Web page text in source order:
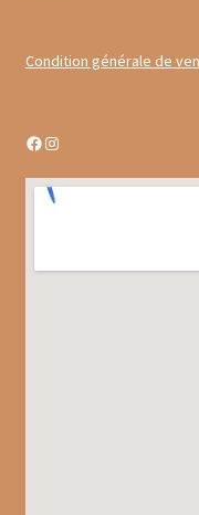
Condition générale de
Facebook
Instagram